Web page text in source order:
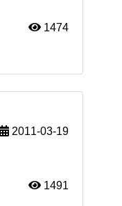
1474
2011-03-19
1491